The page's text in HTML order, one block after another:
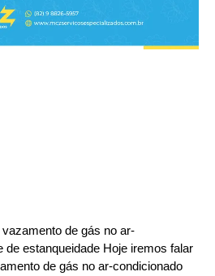
de gás no ar-
de estanqueidade Hoje iremos falar
de gás no ar-condicionado